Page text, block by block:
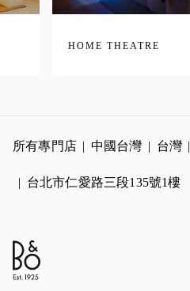
HOME THEATRE
所有專門店 中國台灣 台灣
台北市仁愛路三段135號1樓